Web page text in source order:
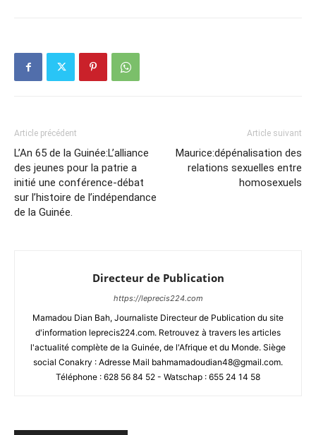
Article précédent
L’An 65 de la Guinée:L’alliance
des jeunes pour la patrie a
initié une conférence-débat
sur l’histoire de l’indépendance
de la Guinée.
Article suivant
Maurice:dépénalisation des
relations sexuelles entre
homosexuels
Directeur de Publication
https://leprecis224.com
Mamadou Dian Bah, Journaliste Directeur de Publication du site
d'information leprecis224.com. Retrouvez à travers les articles
l'actualité complète de la Guinée, de l'Afrique et du Monde. Siège
social Conakry : Adresse Mail bahmamadoudian48@gmail.com.
Téléphone : 628 56 84 52 - Watschap : 655 24 14 58